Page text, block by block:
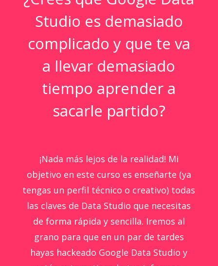
Studio es demasiado
complicado y que te va
a llevar demasiado
tiempo aprender a
sacarle partido?
¡Nada más lejos de la realidad! Mi
objetivo en este curso es enseñarte (ya
tengas un perfil técnico o creativo) todas
las claves de Data Studio que necesitas
de forma rápida y sencilla. Iremos al
grano para que en un par de tardes
hayas hackeado Google Data Studio y